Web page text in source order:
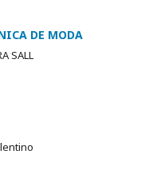
DE MODA
SALL